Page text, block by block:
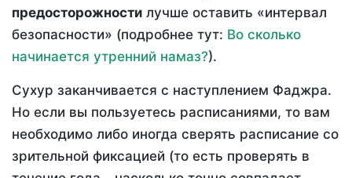
предосторожности лучше оставить «интервал
безопасности» (подробнее тут: Во сколько
начинается утренний намаз?).
Сухур заканчивается с наступлением Фаджра.
Но если вы пользуетесь расписаниями, то вам
необходимо либо иногда сверять расписание со
зрительной фиксацией (то есть проверять в